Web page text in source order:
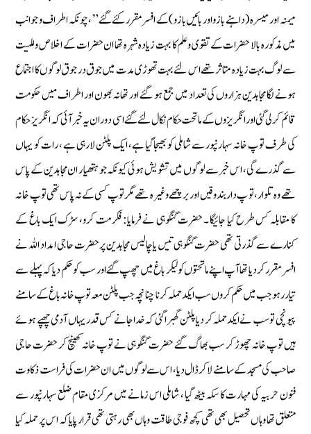
میمنہ اور میسرہ ( داہنے بازو اور بائیں بازو )کے افسر مقرر کئے گئے” ، چونکہ اطراف و جوانب
میں مذکورہ بالا حضرات کے تقوی وعلم کا بہت زیادہ شہرہ تھا ان حضرات کے اخلاص وللہیت
سے لوگ بہت زیادہ متاثر تھے اس لئے بہت تھوڑی مدت میں جوق در جوق لوگوں کا اجتماع
ہونے لگا مجاہدین ہزاروں کی تعداد میں جمع ہو گئے اور تھانہ بھون اور اطراف ميں حكومت
قائم كر لى گئى اور انگریزوں کے ماتحت حکام نکال لئے گئے اسی دوران یہ خبر آئی کہ انگریز حکام
کی طرف توپ خانہ سہارنپور سے شاملی کو بھیجا گیا ہے، ایک پلٹن لارہی ہے ، رات کو یہاں
سے گذرے گی ، اس خبر سے لوگوں میں تشویش ہوئی کیونکہ جو ہتھیار ان مجاہدین کے پاس
تھے وہ تلوار، تو پ دار بندوقیں اور برچھے وغیرہ تھے مگر توپ کسی کے نہ پاس تھی توپ خانہ
کا مقابلہ کس طرح کیا جائیگا ۔ حضرت گنگوہی نے فرمایا: فکر مت کرو، سڑک ایک باغ کے
کنارے سے گذرتی تھی حضرت گنگوہی تيس یا چالیس مجاہدین پر حضرت حاجی امداد اللہ نے
افسر مقرر کر دیا تھا آپ اپنے ماتحتوں کو لیکر باغ میں چھپ گئے اور سب کو حکم دیا کہ پہلے سے
تیار رہو جب میں حکم کروں سب ایکدحملہ کرنا چنانچہ جب پلٹن معہ توپ خانہ باغ کے سامنے
پیونچی تو سب نے ایکدحملہ کر دیا پلٹن گھبرا گئی کہ خدا جانے کس قدر یہاں آدمی چھپے ہوئے
ہیں توپ خانہ چھوڑ کر سب بھاگ گئے حضرت گنگوہی نے توپ خانہ کھینچ کر حضرت حاجی
صاحب کی مسجد کے سامنے لاکر ڈال دیا ، اس سے لوگوں میں ان حضرات کی فراست ذکاوت
فنون حربیہ کی مہارت کا سکہ بیٹھ گیا ، شاملی اس زمانے میں مرکزی مقام ضلع سہارنپور سے
متعلق تھا وہاں تحصیل بھی تھی کچھ فوجی طاقت وہاں بھی رہتی تھی قرار پایا کہ اس پر حملہ کیا